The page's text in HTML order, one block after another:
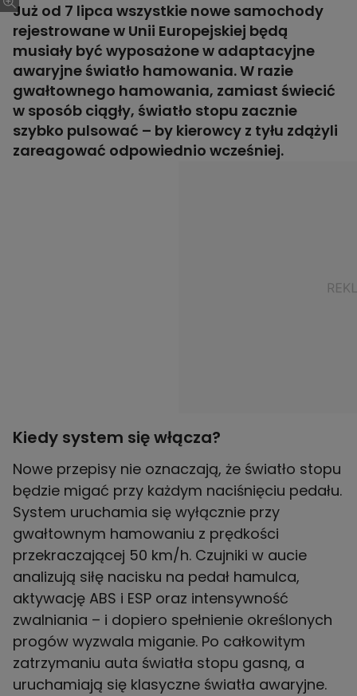
Już od 7 lipca wszystkie nowe samochody
rejestrowane w Unii Europejskiej będą
musiały być wyposażone w adaptacyjne
awaryjne światło hamowania. W razie
gwałtownego hamowania, zamiast świecić
w sposób ciągły, światło stopu zacznie
szybko pulsować – by kierowcy z tyłu zdążyli
zareagować odpowiednio wcześniej.
Kiedy system się włącza?
Nowe przepisy nie oznaczają, że światło stopu
będzie migać przy każdym naciśnięciu pedału.
System uruchamia się wyłącznie przy
gwałtownym hamowaniu z prędkości
przekraczającej 50 km/h. Czujniki w aucie
analizują siłę nacisku na pedał hamulca,
aktywację ABS i ESP oraz intensywność
zwalniania – i dopiero spełnienie określonych
progów wyzwala miganie. Po całkowitym
zatrzymaniu auta światła stopu gasną, a
uruchamiają się klasyczne światła awaryjne.